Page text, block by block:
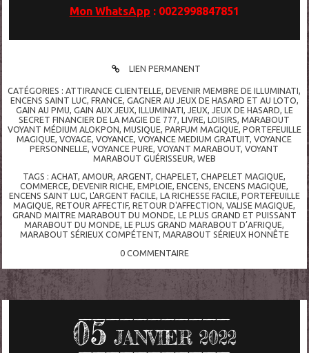
Mon WhatsApp : 0022998847851
LIEN PERMANENT
CATÉGORIES :ATTIRANCE CLIENTELLE,DEVENIR MEMBRE DE ILLUMINATI,
ENCENS SAINT LUC, FRANCE, GAGNER AU JEUX DE HASARD ET AU LOTO,
GAIN AU PMU, GAIN AUX JEUX, ILLUMINATI, JEUX, JEUX DE HASARD, LE
SECRET FINANCIER DE LA MAGIE DE 777,LIVRE,LOISIRS,MARABOUT
VOYANT MÉDIUM ALOKPON, MUSIQUE, PARFUM MAGIQUE, PORTEFEUILLE
MAGIQUE,VOYAGE,VOYANCE,VOYANCE MEDIUM GRATUIT,VOYANCE
PERSONNELLE,VOYANCE PURE,VOYANT MARABOUT,VOYANT
MARABOUT GUÉRISSEUR, WEB
TAGS :ACHAT,AMOUR,ARGENT,CHAPELET,CHAPELET MAGIQUE,
COMMERCE,DEVENIR RICHE,EMPLOIE,ENCENS,ENCENS MAGIQUE,
ENCENS SAINT LUC, L'ARGENT FACILE, LA RICHESSE FACILE, PORTEFEUILLE
MAGIQUE,RETOUR AFFECTIF,RETOUR D'AFFECTION,VALISE MAGIQUE,
GRAND MAITRE MARABOUT DU MONDE, LE PLUS GRAND ET PUISSANT
MARABOUT DU MONDE,LE PLUS GRAND MARABOUT D’AFRIQUE,
MARABOUT SÉRIEUX COMPÉTENT, MARABOUT SÉRIEUX HONNÊTE
0 COMMENTAIRE
05 JANVIER 2022